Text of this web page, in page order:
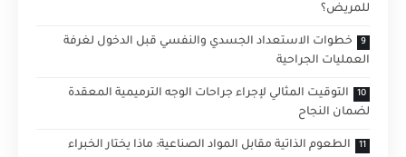
للمريض؟
خطوات الاستعداد الجسدي والنفسي قبل الدخول لغرفة
العمليات الجراحية
التوقيت المثالي لإجراء جراحات الوجه الترميمية المعقدة
لضمان النجاح
الطعوم الذاتية مقابل المواد الصناعية: ماذا يختار الخبراء